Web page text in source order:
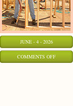
JUNE - 4 - 2026
COMMENTS OFFON